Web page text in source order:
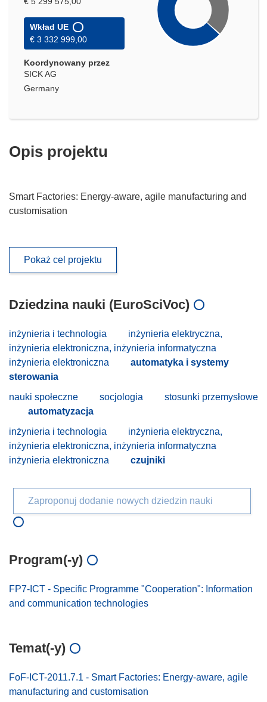
Wkład UE
€ 3 332 999,00
Koordynowany przez
SICK AG
Germany
Opis projektu
Smart Factories: Energy-aware, agile manufacturing and
customisation
Pokaż cel projektu
Dziedzina nauki (EuroSciVoc)
inżynieria i technologia
inżynieria elektryczna,
inżynieria elektroniczna, inżynieria informatyczna
inżynieria elektroniczna
automatyka i systemy
sterowania
nauki społeczne
socjologia
stosunki przemysłowe
automatyzacja
inżynieria i technologia
inżynieria elektryczna,
inżynieria elektroniczna, inżynieria informatyczna
inżynieria elektroniczna
czujniki
Zaproponuj dodanie nowych dziedzin nauki
Program(-y)
FP7-ICT - Specific Programme "Cooperation": Information
and communication technologies
Temat(-y)
FoF-ICT-2011.7.1 - Smart Factories: Energy-aware, agile
manufacturing and customisation